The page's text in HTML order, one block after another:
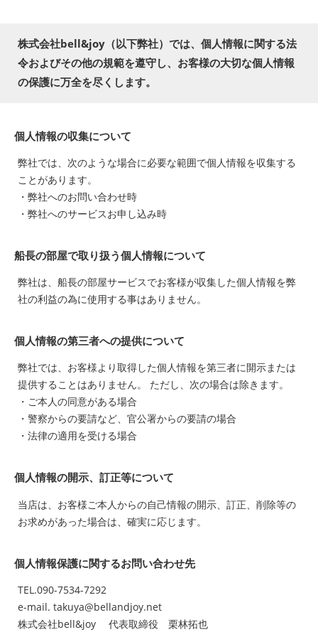
株式会社bell&joy（以下弊社）では、個人情報に関する法
令およびその他の規範を遵守し、お客様の大切な個人情報
の保護に万全を尽くします。
個人情報の収集について
弊社では、次のような場合に必要な範囲で個人情報を収集する
ことがあります。
・弊社へのお問い合わせ時
・弊社へのサービスお申し込み時
船長の部屋で取り扱う個人情報について
弊社は、船長の部屋サービスでお客様が収集した個人情報を弊
社の利益の為に使用する事はありません。
個人情報の第三者への提供について
弊社では、お客様より取得した個人情報を第三者に開示または
提供することはありません。 ただし、次の場合は除きます。
・ご本人の同意がある場合
・警察からの要請など、官公署からの要請の場合
・法律の適用を受ける場合
個人情報の開示、訂正等について
当店は、お客様ご本人からの自己情報の開示、訂正、削除等の
お求めがあった場合は、確実に応じます。
個人情報保護に関するお問い合わせ先
TEL.090-7534-7292
e-mail. takuya@bellandjoy.net
株式会社bell&joy 代表取締役 栗林拓也